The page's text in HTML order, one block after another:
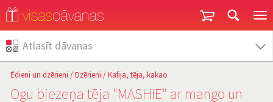
Atlasīt dāvanas
Ēdieni un dzērieni /Dzērieni /Kafija, tēja, kakao
Ogu biezeņa tēja "MASHIE" ar mango un